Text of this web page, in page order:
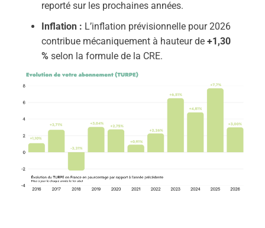
reporté sur les prochaines années.
Inflation : L’inflation prévisionnelle pour 2026
contribue mécaniquement à hauteur de +1,30
% selon la formule de la CRE.